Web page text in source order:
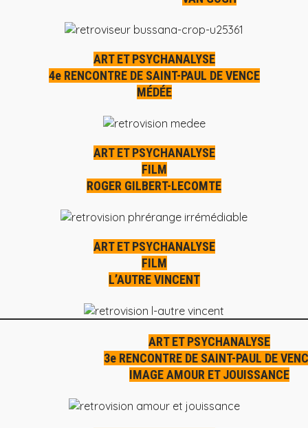
ART ET PSYCHANALYSE
4e RENCONTRE DE SAINT-PAUL DE VENCE
MÉDÉE
ART ET PSYCHANALYSE
FILM
ROGER GILBERT-LECOMTE
ART ET PSYCHANALYSE
FILM
L’AUTRE VINCENT
ART ET PSYCHANALYSE
3e RENCONTRE DE SAINT-PAUL DE
IMAGE AMOUR ET JOUISSANCE